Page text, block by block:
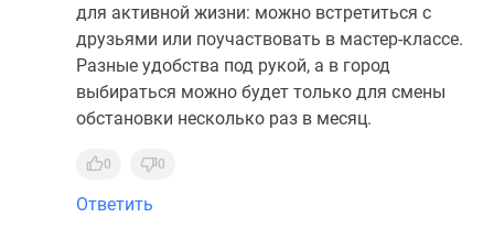
для активной жизни: можно встретиться с
друзьями или поучаствовать в мастер-классе.
Разные удобства под рукой, а в город
выбираться можно будет только для смены
обстановки несколько раз в месяц.
0 0
Ответить